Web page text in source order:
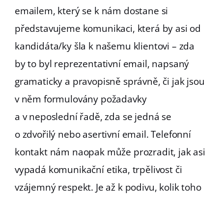
emailem, který se k nám dostane si
představujeme komunikaci, která by asi od
kandidáta/ky šla k našemu klientovi – zda
by to byl reprezentativní email, napsaný
gramaticky a pravopisně správně, či jak jsou
v něm formulovány požadavky
a v neposlední řadě, zda se jedná se
o zdvořilý nebo asertivní email. Telefonní
kontakt nám naopak může prozradit, jak asi
vypadá komunikační etika, trpělivost či
vzájemný respekt. Je až k podivu, kolik toho